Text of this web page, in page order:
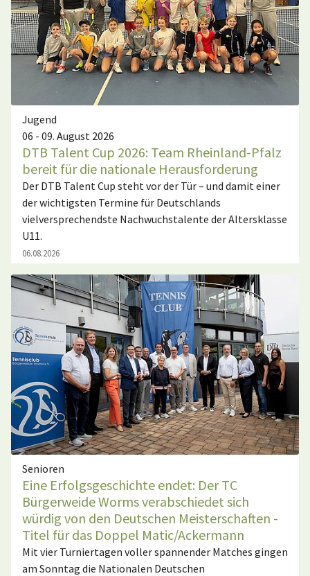
Jugend
06 - 09. August 2026
DTB Talent Cup 2026: Team Rheinland-Pfalz
bereit für die nationale Herausforderung
Der DTB Talent Cup steht vor der Tür – und damit einer
der wichtigsten Termine für Deutschlands
vielversprechendste Nachwuchstalente der Altersklasse
U11.
06.08.2026
Senioren
Eine Erfolgsgeschichte endet: Der TC
Bürgerweide Worms verabschiedet sich
würdig von den Deutschen Meisterschaften -
Titel für das Doppel Matic/Ackermann
Mit vier Turniertagen voller spannender Matches gingen
am Sonntag die Nationalen Deutschen